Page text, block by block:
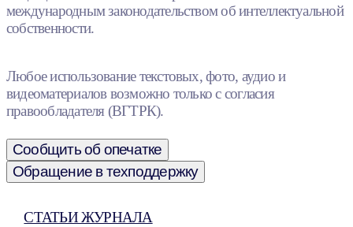
международным законодательством об интеллектуальной
собственности.
Любое использование текстовых, фото, аудио и
видеоматериалов возможно только с согласия
правообладателя (ВГТРК).
Сообщить об опечатке
Обращение в техподдержку
СТАТЬИ ЖУРНАЛА